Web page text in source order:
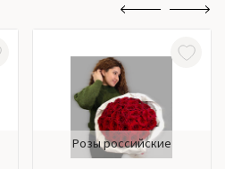
Розы российские